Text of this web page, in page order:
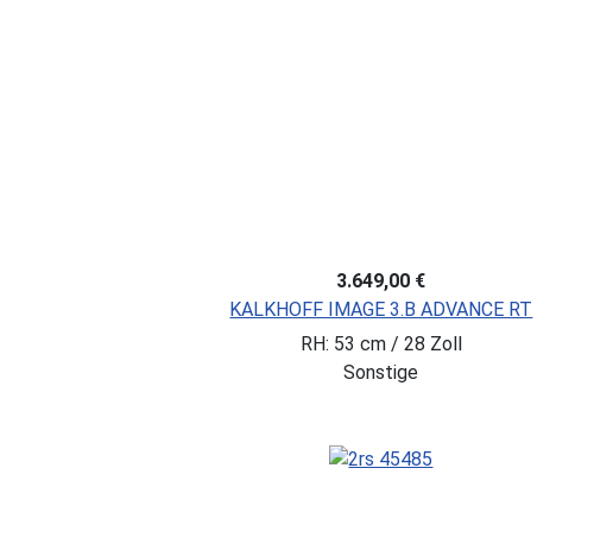
3.649,00 €
KALKHOFF IMAGE 3.B ADVANCE RT
RH: 53 cm / 28 Zoll
Sonstige